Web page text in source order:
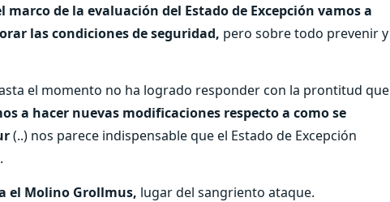
marco de la evaluación del Estado de Excepción vamos a
las condiciones de seguridad, pero sobre todo prevenir y
el momento no ha logrado responder con la prontitud que
a hacer nuevas modificaciones respecto a como se
(..) nos parece indispensable que el Estado de Excepción
el Molino Grollmus, lugar del sangriento ataque.